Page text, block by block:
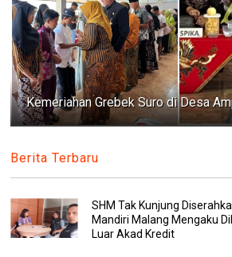
Kemeriahan Grebek Suro di Desa
Berita Terbaru
SHM Tak Kunjung
Mandiri Malang Mengaku
Luar Akad Kredit